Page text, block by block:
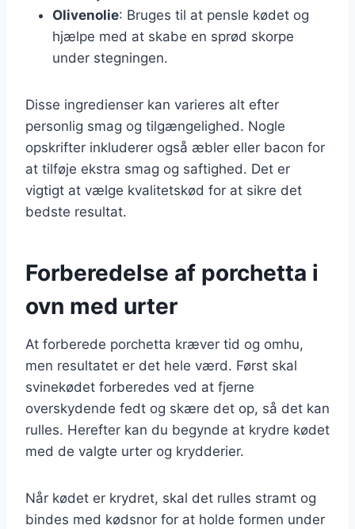
Olivenolie: Bruges til at pensle kødet og
hjælpe med at skabe en sprød skorpe
under stegningen.
Disse ingredienser kan varieres alt efter
personlig smag og tilgængelighed. Nogle
opskrifter inkluderer også æbler eller bacon for
at tilføje ekstra smag og saftighed. Det er
vigtigt at vælge kvalitetskød for at sikre det
bedste resultat.
Forberedelse af porchetta i
ovn med urter
At forberede porchetta kræver tid og omhu,
men resultatet er det hele værd. Først skal
svinekødet forberedes ved at fjerne
overskydende fedt og skære det op, så det kan
rulles. Herefter kan du begynde at krydre kødet
med de valgte urter og krydderier.
Når kødet er krydret, skal det rulles stramt og
bindes med kødsnor for at holde formen under